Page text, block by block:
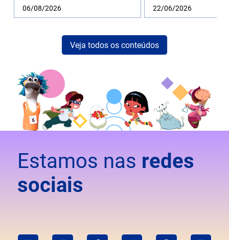
06/08/2026 22/06/2026
Veja todos os conteúdos
Estamos nas redes
sociais